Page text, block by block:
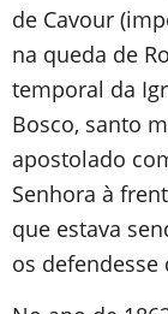
de Cavour
na queda de
temporal da
Bosco, santo
apostolado
Senhora à
que estava
os